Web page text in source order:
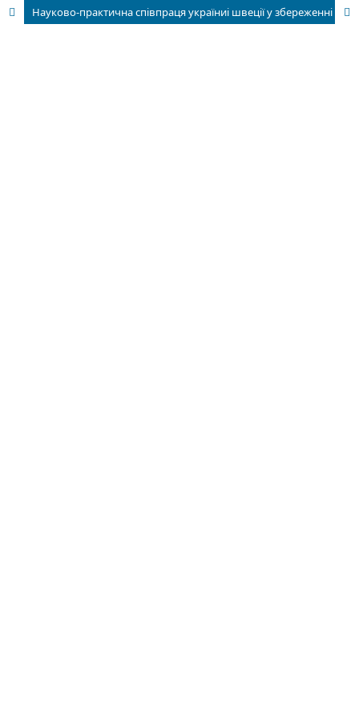
Науково-практична співпраця україниі швеції у збереженні історико-культурноїспадщини